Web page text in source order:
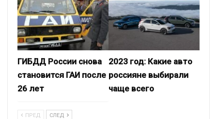
ГИБДД России снова
становится ГАИ после
26 лет
2023 год: Какие авто
россияне выбирали
чаще всего
ПРЕД СЛЕД